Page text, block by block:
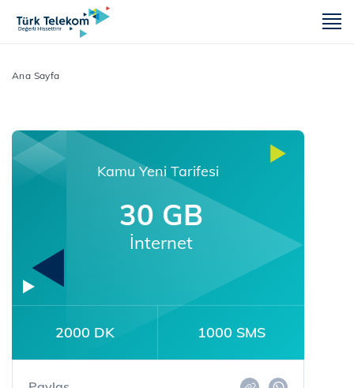
Ana Sayfa
Kamu Yeni Tarifesi
30 GB
İnternet
2000 DK 1000 SMS